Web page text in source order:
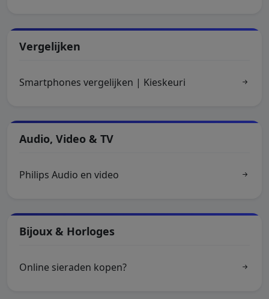
Vergelijken
Smartphones vergelijken | Kieskeuri
Audio, Video & TV
Philips Audio en video
Bijoux & Horloges
Online sieraden kopen?